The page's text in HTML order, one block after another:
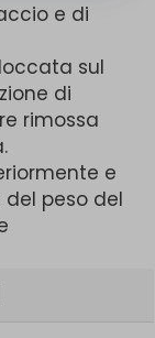
e di
sul
di
rimossa
e
peso del